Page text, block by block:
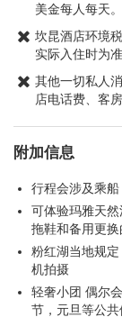
美金每人每天。
坎昆酒店环境
实际入住时为准
其他一切私人
店电话费、客
附加信息
行程会涉及乘
可体验玛雅天然
拖鞋和备用更换
粉红湖当地规
机拍摄
轻奢小团 偶尔
节，元旦等公